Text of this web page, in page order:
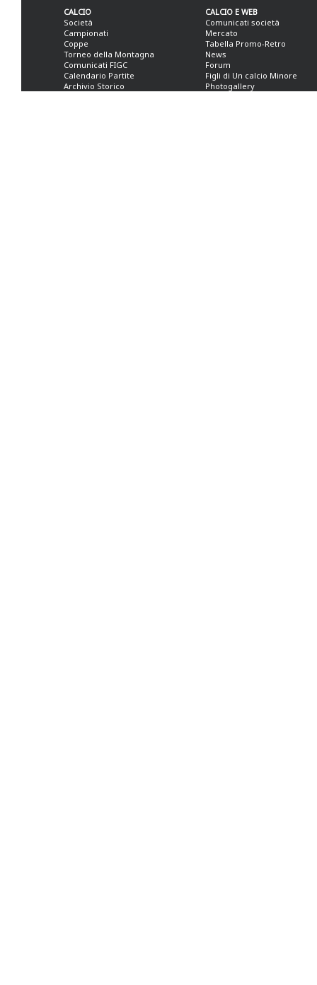
CALCIO
Società
Campionati
Coppe
Torneo della Montagna
Comunicati FIGC
Calendario Partite
Archivio Storico
CALCIO E WEB
Comunicati società
Mercato
Tabella Promo-Retro
News
Forum
Figli di Un calcio Minore
Photogallery